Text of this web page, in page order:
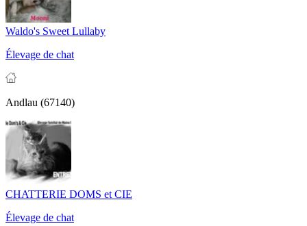
Waldo's Sweet Lullaby
Élevage de chat
Andlau (67140)
CHATTERIE DOMS et CIE
Élevage de chat